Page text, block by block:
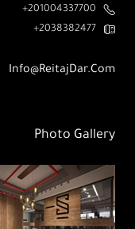
201004337700+
2038382477+
Info@ReitajDar.com
Photo Gallery